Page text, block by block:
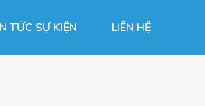
TỨC SỰ KIỆN LIÊN HỆ